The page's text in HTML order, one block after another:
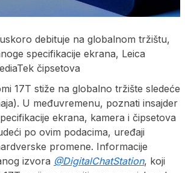
debituje na globalnom tržištu,
specifikacije ekrana, Leica
čipsetova
17T stiže na globalno tržište sledeće
U međuvremenu, poznati insajder
ekrana, kamera i čipsetova
po ovim podacima, uređaji
promene. Informacije
izvora @DigitalChatStation, koji